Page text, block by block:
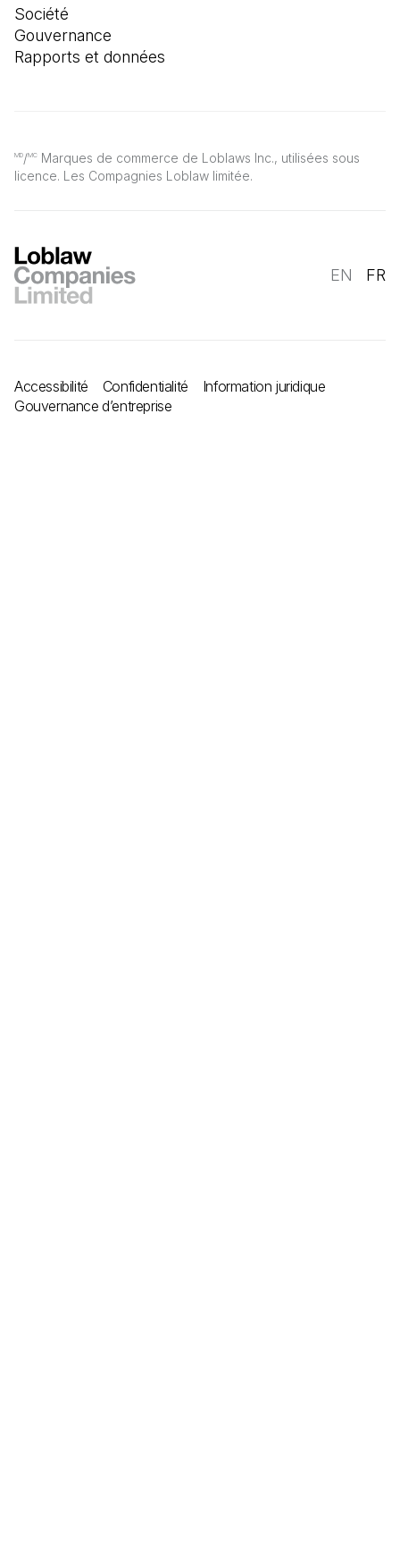
MD/MC Marques de commerce de Loblaws Inc., utilisées sous
licence. Les Compagnies Loblaw limitée.
Société
Gouvernance
Rapports et données
EN FR
Accessibilité Confidentialité
Information juridique
Gouvernance d’entreprise